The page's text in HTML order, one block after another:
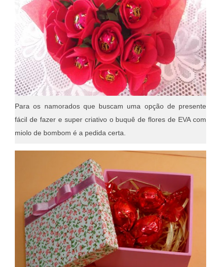
Para os namorados que buscam uma opção de presente
fácil de fazer e super criativo o buquê de flores de EVA com
miolo de bombom é a pedida certa.